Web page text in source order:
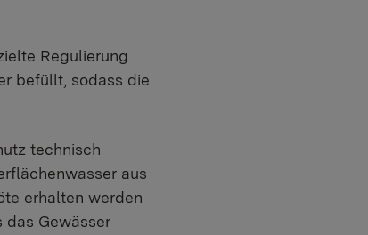
Regulierung
befüllt, sodass die
technisch
aus
erhalten werden
das Gewässer